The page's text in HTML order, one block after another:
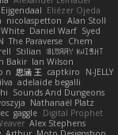
Eliézer Ojeda
nicolaspetton Alan Stoll
White Daniel Warf Syed
The Paraverse Chem
Stilian ꌃ꒒ꀎꋪꋪꌩ ꀘꈤꀤꁅꃅ꓄
Bakir Ian Wilson
n 思涵 王 captkiro
N-JELLY
adelaide begalli
Sounds And Dungeons
Nathanaël Platz
gaggle Digital Prophet
Alex Stephens